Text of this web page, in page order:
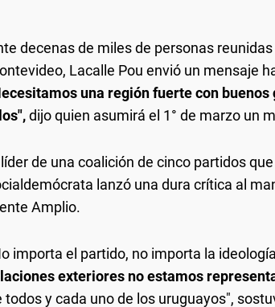
decenas de miles de personas
Lacalle Pou envió un mensaje
una región fuerte con
dijo quien asumirá el 1° de marzo un
líder de una coalición de cinco partidos
lanzó una dura crítica al
Amplio.
importa el partido, no importa la
exteriores no estamos
todos y cada uno de los uruguayos",